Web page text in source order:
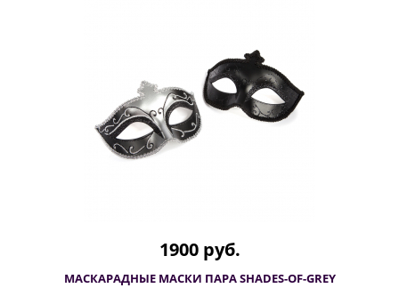
1900 руб.
МАСКАРАДНЫЕ МАСКИ ПАРА SHADES-OF-GREY